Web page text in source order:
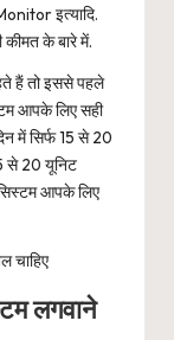
इत्यादि.
के बारे में.
हैं तो इससे पहले
आपके लिए सही
में सिर्फ 15 से 20
से 20 यूनिट
आपके लिए
चाहिए
लगवाने